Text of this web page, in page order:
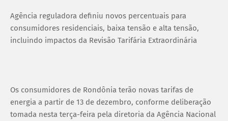
Agência reguladora definiu novos percentuais para
consumidores residenciais, baixa tensão e alta tensão,
incluindo impactos da Revisão Tarifária Extraordinária
Os consumidores de Rondônia terão novas tarifas de
energia a partir de 13 de dezembro, conforme deliberação
tomada nesta terça-feira pela diretoria da Agência Nacional